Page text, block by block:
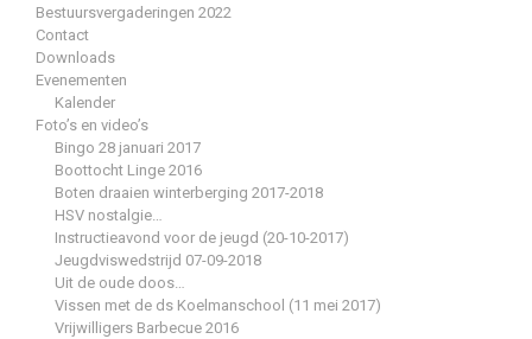
Bestuursvergaderingen 2022
Contact
Downloads
Evenementen
Kalender
Foto’s en video’s
Bingo 28 januari 2017
Boottocht Linge 2016
Boten draaien winterberging 2017-2018
HSV nostalgie…
Instructieavond voor de jeugd (20-10-2017)
Jeugdviswedstrijd 07-09-2018
Uit de oude doos…
Vissen met de ds Koelmanschool (11 mei 2017)
Vrijwilligers Barbecue 2016